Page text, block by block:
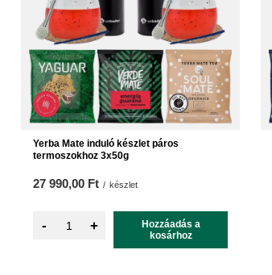
Yerba Mate induló készlet páros
termoszokhoz 3x50g
27 990,00 Ft / készlet
- +
Hozzáadás a
kosárhoz